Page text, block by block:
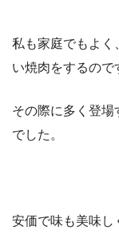
私も家庭でもよく
い焼肉をするので
その際に多く登場
でした。
安価で味も美味し